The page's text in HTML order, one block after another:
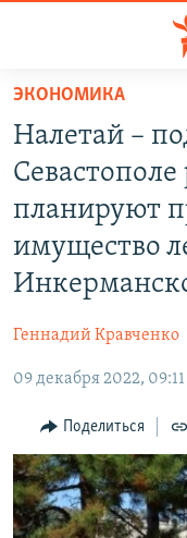
Вернуться
основному
содержанию
главной
навигации
ЕЩЕ
ТЕЛЕПРОЕКТ
СОВЕТЫ
ПРОПАВШИЕ БЕЗ
ПОБЕДИТЕЛЕЙ НЕ
КАК ОБОЙТИ
ПРИСОЕДИНЯЙТЕСЬ!
ЭКОНОМИКА
Налетай –
Севастополе
планируют
имущество
Геннадий Кравченко
09 декабря 2022, 09:11
Поделиться